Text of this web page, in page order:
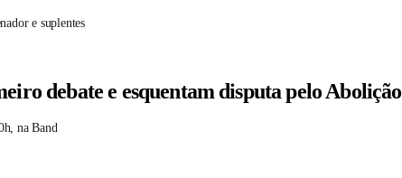
e suplentes
debate e esquentam disputa pelo Abolição
na Band